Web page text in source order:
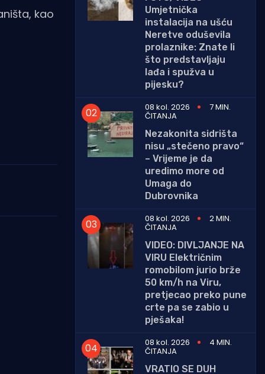
kao
Umjetnička
instalacija na ušću
Neretve oduševila
prolaznike: Znate li
što predstavljaju
lađa i spužva u
pijesku?
08 kol. 2026
7 MIN.
ČITANJA
Nezakonita sidrišta
nisu „stečeno pravo“
– Vrijeme je da
uredimo more od
Umaga do
Dubrovnika
08 kol. 2026
2 MIN.
ČITANJA
VIDEO: DIVLJANJE NA
VIRU Električnim
romobilom jurio brže
50 km/h na Viru,
pretjecao preko pune
crte pa se zabio u
pješaka!
08 kol. 2026
4 MIN.
ČITANJA
VRATIO SE DUH